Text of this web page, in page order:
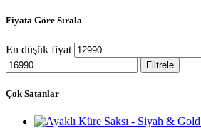
Fiyata Göre Sırala
En düşük fiyat
Filtrele
Çok Satanlar